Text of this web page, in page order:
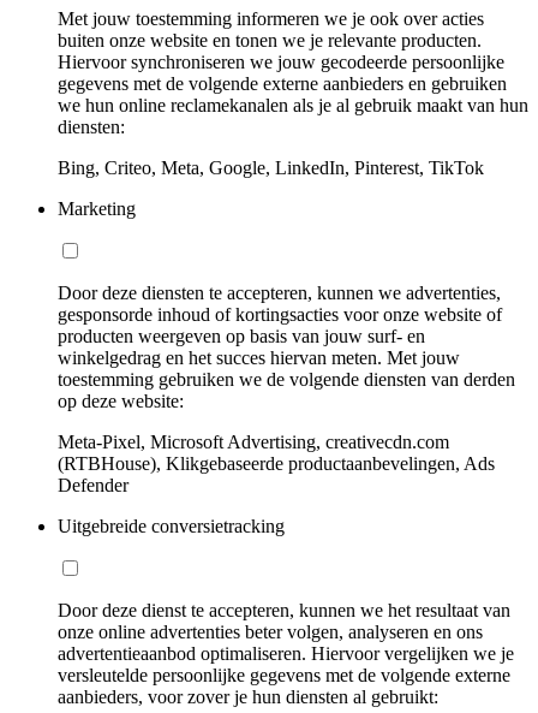
Met jouw toestemming informeren we je ook over acties
buiten onze website en tonen we je relevante producten.
Hiervoor synchroniseren we jouw gecodeerde persoonlijke
gegevens met de volgende externe aanbieders en gebruiken
we hun online reclamekanalen als je al gebruik maakt van hun
diensten:
Bing, Criteo, Meta, Google, LinkedIn, Pinterest, TikTok
Marketing
Door deze diensten te accepteren, kunnen we advertenties,
gesponsorde inhoud of kortingsacties voor onze website of
producten weergeven op basis van jouw surf- en
winkelgedrag en het succes hiervan meten. Met jouw
toestemming gebruiken we de volgende diensten van derden
op deze website:
Meta-Pixel, Microsoft Advertising, creativecdn.com
(RTBHouse), Klikgebaseerde productaanbevelingen, Ads
Defender
Uitgebreide conversietracking
Door deze dienst te accepteren, kunnen we het resultaat van
onze online advertenties beter volgen, analyseren en ons
advertentieaanbod optimaliseren. Hiervoor vergelijken we je
versleutelde persoonlijke gegevens met de volgende externe
aanbieders, voor zover je hun diensten al gebruikt: